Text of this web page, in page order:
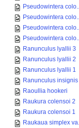
Pseudowintera
Pseudowintera
Pseudowintera
Pseudowintera
Ranunculus lyallii 3
Ranunculus lyallii 2
Ranunculus lyallii 1
Ranunculus insignis
Raoullia hookeri
Raukura colensoi 2
Raukura colensoi 1
Raukaua simplex